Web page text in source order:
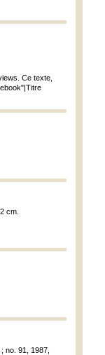
Ce texte,
cm.
no. 91, 1987,